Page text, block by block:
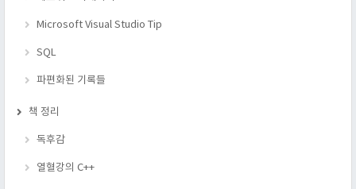
Microsoft Visual Studio Tip
SQL
파편화된 기록들
책 정리
독후감
열혈강의 C++